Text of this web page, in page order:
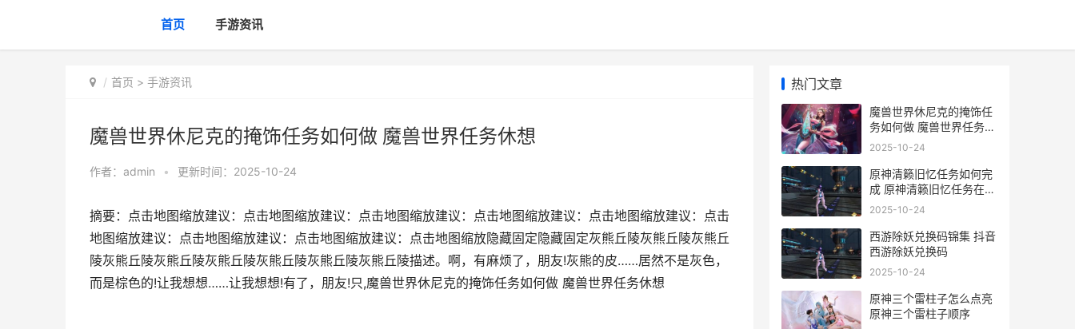
首页 手游资讯
首页 > 手游资讯
魔兽世界休尼克的掩饰任务如何做 魔兽世界任务休想
作者： admin • 更新时间：2025-10-24
摘要：点击地图缩放建议：点击地图缩放建议：点击地图缩放建议：点击地图缩放建议：点击地图缩放建议：点击
地图缩放建议：点击地图缩放建议：点击地图缩放建议：点击地图缩放隐藏固定隐藏固定灰熊丘陵灰熊丘陵灰熊丘
陵灰熊丘陵灰熊丘陵灰熊丘陵灰熊丘陵灰熊丘陵灰熊丘陵描述。啊，有麻烦了，朋友!灰熊的皮……居然不是灰色，
而是棕色的!让我想想……让我想想!有了，朋友!只,魔兽世界休尼克的掩饰任务如何做 魔兽世界任务休想
热门文章
魔兽世界休尼克的掩饰任
务如何做 魔兽世界任务休
想
2025-10-24
原神清籁旧忆任务如何完
成 原神清籁旧忆任务在哪
接
2025-10-24
西游除妖兑换码锦集 抖音
西游除妖兑换码
2025-10-24
原神三个雷柱子怎么点亮
原神三个雷柱子顺序